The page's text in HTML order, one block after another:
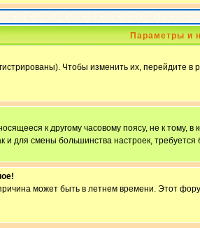
Параметры и
Чтобы изменить их, перейдите в
к другому часовому поясу, не к тому,
и для смены большинства настроек,
может быть в летнем времени. Этот